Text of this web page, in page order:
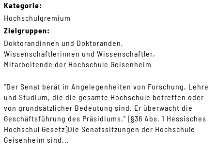
Kategorie:
Hochschulgremium
Zielgruppen:
Doktorandinnen und Doktoranden
Wissenschaftlerinnen und Wissenschaftler
Mitarbeitende der Hochschule Geisenheim
"Der Senat berät in Angelegenheiten von Forschung, Lehre
und Studium, die die gesamte Hochschule betreffen oder
von grundsätzlicher Bedeutung sind. Er überwacht die
Geschäftsführung des Präsidiums." [§36 Abs. 1 Hessisches
Hochschul Gesetz]Die Senatssitzungen der Hochschule
Geisenheim sind...